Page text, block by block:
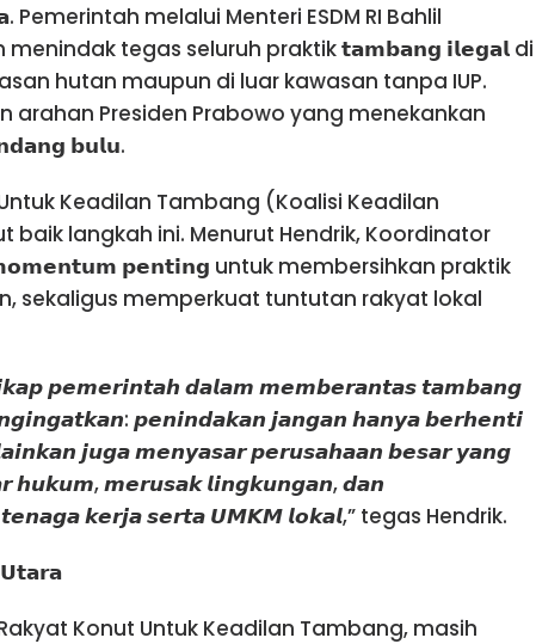
. Pemerintah melalui Menteri ESDM RI Bahlil
tegas seluruh praktik 𝘁𝗮𝗺𝗯𝗮𝗻𝗴 𝗶𝗹𝗲𝗴𝗮𝗹 di
hutan maupun di luar kawasan tanpa IUP.
arahan Presiden Prabowo yang menekankan
𝗯𝘂𝗹𝘂.
Keadilan Tambang (Koalisi Keadilan
langkah ini. Menurut Hendrik, Koordinator
𝗽𝗲𝗻𝘁𝗶𝗻𝗴 untuk membersihkan praktik
sekaligus memperkuat tuntutan rakyat lokal
𝙥𝙚𝙢𝙚𝙧𝙞𝙣𝙩𝙖𝙝 𝙙𝙖𝙡𝙖𝙢 𝙢𝙚𝙢𝙗𝙚𝙧𝙖𝙣𝙩𝙖𝙨 𝙩𝙖𝙢𝙗𝙖𝙣𝙜
𝙥𝙚𝙣𝙞𝙣𝙙𝙖𝙠𝙖𝙣 𝙟𝙖𝙣𝙜𝙖𝙣 𝙝𝙖𝙣𝙮𝙖 𝙗𝙚𝙧𝙝𝙚𝙣𝙩𝙞
𝙟𝙪𝙜𝙖 𝙢𝙚𝙣𝙮𝙖𝙨𝙖𝙧 𝙥𝙚𝙧𝙪𝙨𝙖𝙝𝙖𝙖𝙣 𝙗𝙚𝙨𝙖𝙧 𝙮𝙖𝙣𝙜
𝙝𝙪𝙠𝙪𝙢, 𝙢𝙚𝙧𝙪𝙨𝙖𝙠 𝙡𝙞𝙣𝙜𝙠𝙪𝙣𝙜𝙖𝙣, 𝙙𝙖𝙣
𝙠𝙚𝙧𝙟𝙖 𝙨𝙚𝙧𝙩𝙖 𝙐𝙈𝙆𝙈 𝙡𝙤𝙠𝙖𝙡,” tegas Hendrik.
Konut Untuk Keadilan Tambang, masih